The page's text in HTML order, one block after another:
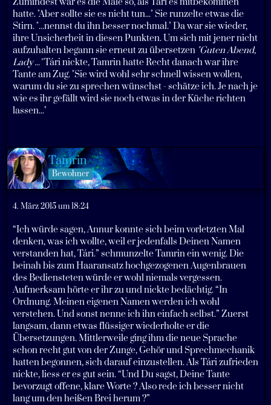
hatte. "Aber sollte sie es nicht tun..." Sie runzelte etwas die
Stirn. "...nennst du ihn besser nochmal." Da war sie wieder,
ihre Unsicherheit in diesen Punkten. Um sich mit jener nicht
aufzuhalten begann sie erneut zu übersetzen "Guten Abend,
Lady ..."Tári nickte, Tamrin hatte Recht danach war ihre
Tante am Zug. "Sie wird wohl sehr schnell wissen wollen,
warum du sie zu sprechen wünschst - schätze ich. Je nach je
wie es ihr gefällt wird sie noch etwas in der Küche richten
lassen..."
Tamrin
Bewohner
4. März 2015 um 18:24
“Ich würde sagen, Annur konnte sich beim vorletzten Mal
denken, was ich wollte, weil er jedenfalls Deinen Namen
verstanden hat, Tári.” schmunzelte Tamrin ein wenig. Die
beinah bis zum Haaransatz hochgezogenen Augenbrauen
des Bediensteten würde er wohl niemals vergessen.
Aufmerksam hörte er ihr zu und nickte bedächtig. “In
Ordnung. Meinen eigenen Namen werden ich wohl
verstehen. Und sonst nenne ich ihn einfach selbst.” Zuerst
langsam, dann etwas flüssiger wiederholte er die
Übersetzungen. Mittlerweile ging ihm die neue Sprache
schon recht gut von der Zunge, Gehör und Sprechmechanik
hatten begonnen, sich darauf einzustellen. Als Tári zufrieden
nickte, liess er es gut sein. “Und Du sagst, Deine Tante
bevorzugt offene, klare Worte ? Also rede ich besser nicht
lang um den heißen Brei herum ?”